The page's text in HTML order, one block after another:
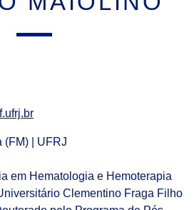
(FM) | UFRJ
em Hematologia e Hemoterapia
Clementino Fraga Filho